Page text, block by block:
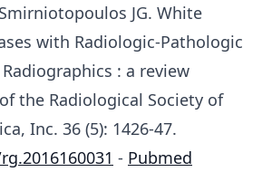
JG. White
with Radiologic-Pathologic
: a review
the Radiological Society of
Inc. 36 (5): 1426-47.
- Pubmed